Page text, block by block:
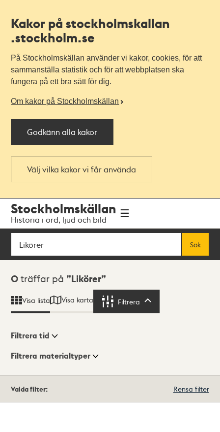
Kakor på stockholmskallan
.stockholm.se
På Stockholmskällan använder vi kakor, cookies, för att
sammanställa statistik och för att webbplatsen ska
fungera på ett bra sätt för dig.
Om kakor på Stockholmskällan
Godkänn alla kakor
Välj vilka kakor vi får använda
navigationen
huvudinnehållet
Stockholmskällan
Historia i ord, ljud och bild
Sök
Sök
Sökresultat
0 träffar på Likörer
Visa lista Visa karta Filtrera
Visningsläge
Filtrera tid
Filtrera materialtyper
träffar
Valda filter: Rensa filter